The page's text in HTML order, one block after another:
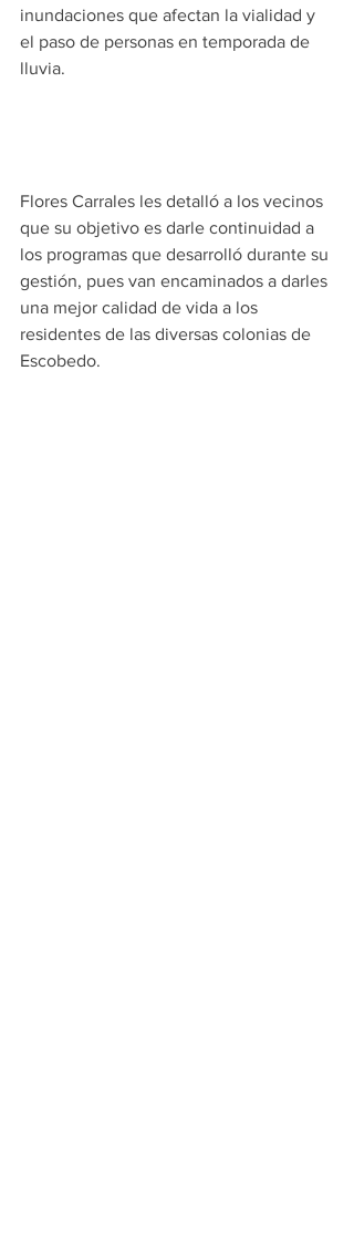
inundaciones que afectan la vialidad y
el paso de personas en temporada de
lluvia.
Flores Carrales les detalló a los vecinos
que su objetivo es darle continuidad a
los programas que desarrolló durante su
gestión, pues van encaminados a darles
una mejor calidad de vida a los
residentes de las diversas colonias de
Escobedo.